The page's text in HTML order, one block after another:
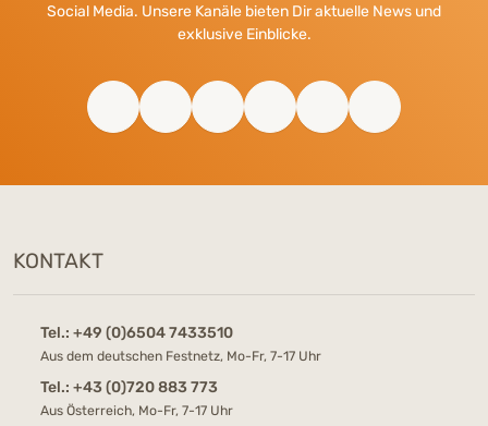
Social Media. Unsere Kanäle bieten Dir aktuelle News und
exklusive Einblicke.
KONTAKT
Tel.: +49 (0)6504 7433510
Aus dem deutschen Festnetz, Mo-Fr, 7-17 Uhr
Tel.: +43 (0)720 883 773
Aus Österreich, Mo-Fr, 7-17 Uhr